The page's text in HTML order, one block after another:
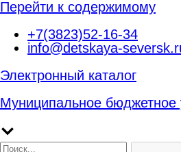
Перейти к содержимому
+7(3823)52-16-34
info@detskaya-
Электронный каталог
Муниципальное